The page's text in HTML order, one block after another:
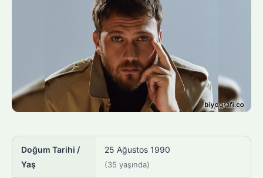
Doğum Tarihi /
Yaş
25 Ağustos 1990
(35 yaşında)